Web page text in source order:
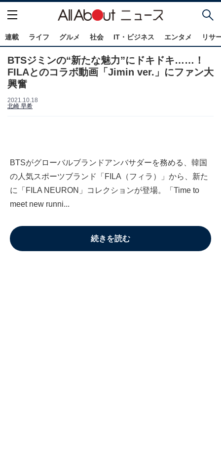
連載 ライフ グルメ 社会 IT・ビジネス エンタメ リサ
BTSジミンの“新たな魅力”にドキドキ……！
FILAとのコラボ動画「Jimin ver.」にファン大
興奮
2021.10.18
北崎 早希
BTSがグローバルブランドアンバサダーを務める、韓国
の人気スポーツブランド「FILA（フィラ）」から、新た
に「FILA NEURON」コレクションが登場。「Time to
meet new runni...
続きを読む